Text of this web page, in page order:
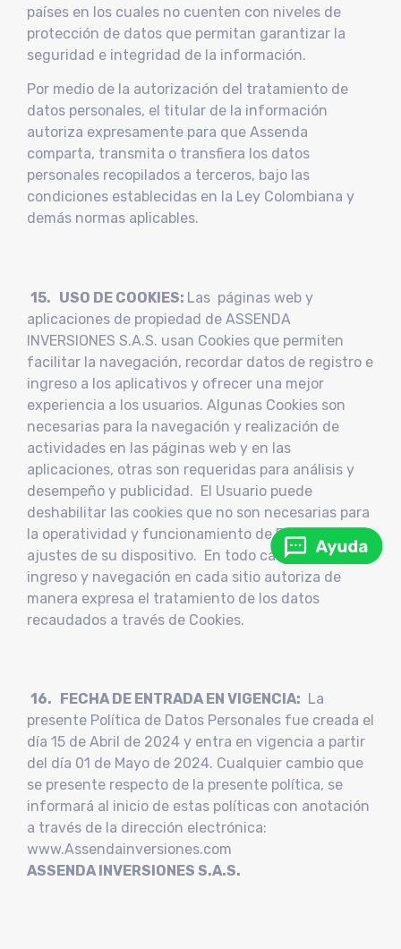
países en los cuales no cuenten con niveles de
protección de datos que permitan garantizar la
seguridad e integridad de la información.
Por medio de la autorización del tratamiento de
datos personales, el titular de la información
autoriza expresamente para que Assenda
comparta, transmita o transfiera los datos
personales recopilados a terceros, bajo las
condiciones establecidas en la Ley Colombiana y
demás normas aplicables.
15. USO DE COOKIES: Las páginas web y
aplicaciones de propiedad de ASSENDA
INVERSIONES S.A.S. usan Cookies que permiten
facilitar la navegación, recordar datos de registro e
ingreso a los aplicativos y ofrecer una mejor
experiencia a los usuarios. Algunas Cookies son
necesarias para la navegación y realización de
actividades en las páginas web y en las
aplicaciones, otras son requeridas para análisis y
desempeño y publicidad. El Usuario puede
deshabilitar las cookies que no son necesarias para
la operatividad y funcionamiento de PLIP en los
ajustes de su dispositivo. En todo caso, con el
ingreso y navegación en cada sitio autoriza de
manera expresa el tratamiento de los datos
recaudados a través de Cookies.
16. FECHA DE ENTRADA EN VIGENCIA: La
presente Política de Datos Personales fue creada el
día 15 de Abril de 2024 y entra en vigencia a partir
del día 01 de Mayo de 2024. Cualquier cambio que
se presente respecto de la presente política, se
informará al inicio de estas políticas con anotación
a través de la dirección electrónica:
www.Assendainversiones.com
ASSENDA INVERSIONES S.A.S.